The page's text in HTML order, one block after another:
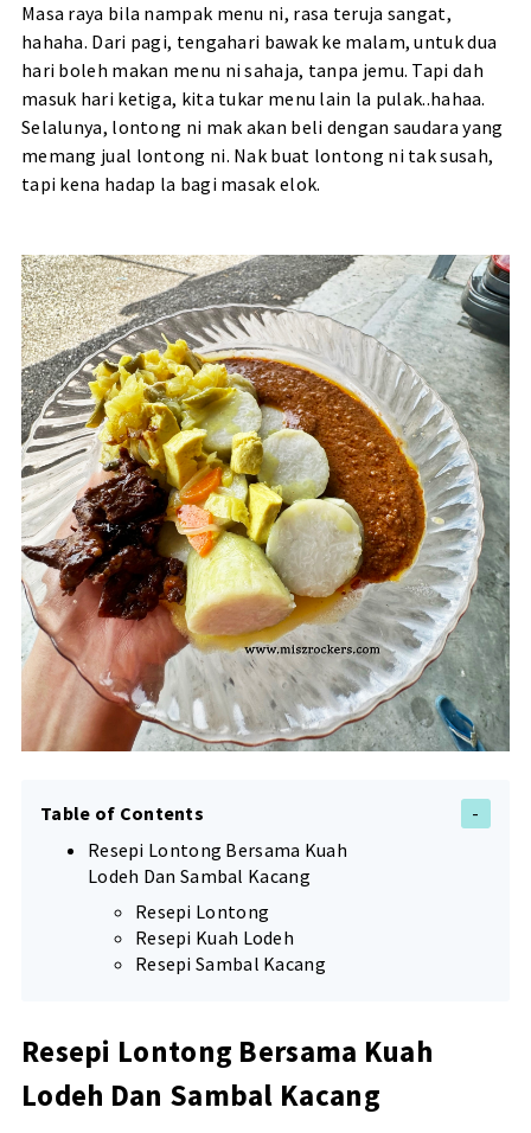
Masa raya bila nampak menu ni, rasa teruja sangat,
hahaha. Dari pagi, tengahari bawak ke malam, untuk dua
hari boleh makan menu ni sahaja, tanpa jemu. Tapi dah
masuk hari ketiga, kita tukar menu lain la pulak..hahaa.
Selalunya, lontong ni mak akan beli dengan saudara yang
memang jual lontong ni. Nak buat lontong ni tak susah,
tapi kena hadap la bagi masak elok.
Table of Contents
Resepi Lontong Bersama Kuah
Lodeh Dan Sambal Kacang
Resepi Lontong
Resepi Kuah Lodeh
Resepi Sambal Kacang
Resepi Lontong Bersama Kuah
Lodeh Dan Sambal Kacang